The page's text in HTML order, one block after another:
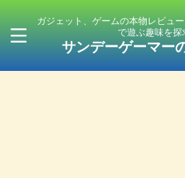
ガジェット、ゲームの本物レビュ
で遊ぶ趣味を探
サンデーゲーマー